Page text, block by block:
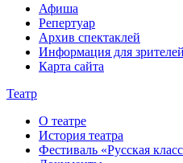
Афиша
Репертуар
Архив спектаклей
Информация для зрителей
Карта сайта
Театр
О театре
История театра
Фестиваль «Русская